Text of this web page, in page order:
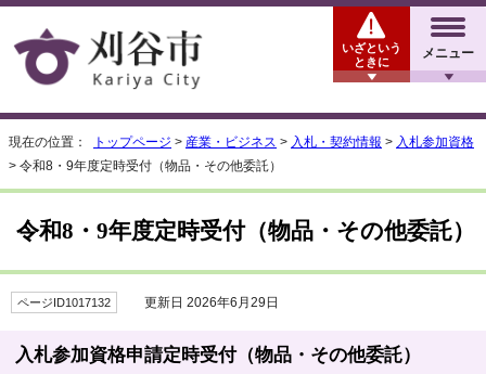
メニュー
いざという
ときに
現在の位置： トップページ > 産業・ビジネス > 入札・契約情報 > 入札参加資格
> 令和8・9年度定時受付（物品・その他委託）
令和8・9年度定時受付（物品・その他委託）
ページID1017132 更新日 2026年6月29日
入札参加資格申請定時受付（物品・その他委託）